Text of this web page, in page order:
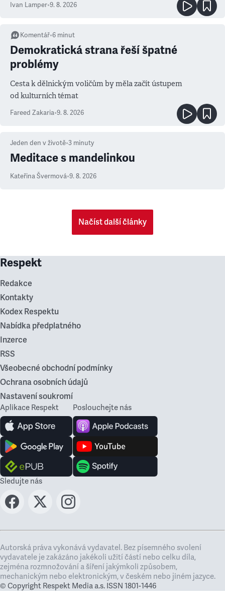
Ivan Lamper•9. 8. 2026
Komentář•6 minut
Demokratická strana řeší špatné
problémy
Cesta k dělnickým voličům by měla začít ústupem
od kulturních témat
Fareed Zakaria•9. 8. 2026
Jeden den v životě•3 minuty
Meditace s mandelinkou
Kateřina Švermová•9. 8. 2026
Načíst další články
Respekt
Redakce
Kontakty
Kodex Respektu
Nabídka předplatného
Inzerce
RSS
Všeobecné obchodní podmínky
Ochrana osobních údajů
Nastavení soukromí
Aplikace Respekt Poslouchejte nás
Sledujte nás
Autorská práva vykonává vydavatel. Bez písemného svolení
vydavatele je zakázáno jakékoli užití částí nebo celku díla,
zejména rozmnožování a šíření jakýmkoli způsobem,
mechanickým nebo elektronickým, v českém nebo jiném jazyce.
© Copyright Respekt Media a.s. ISSN 1801-1446